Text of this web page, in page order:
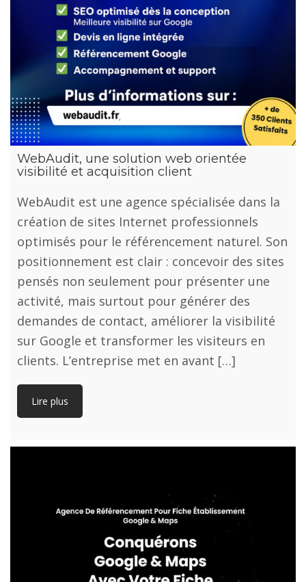
WebAudit, une solution web orientée
visibilité et acquisition client
WebAudit est une agence spécialisée dans la
création de sites Internet professionnels
optimisés pour le référencement naturel. Son
positionnement est clair : concevoir des sites
pensés non seulement pour présenter une
activité, mais surtout pour générer des
demandes de contact, améliorer la visibilité
sur Google et transformer les visiteurs en
clients. L’entreprise met en avant […]
Lire plus